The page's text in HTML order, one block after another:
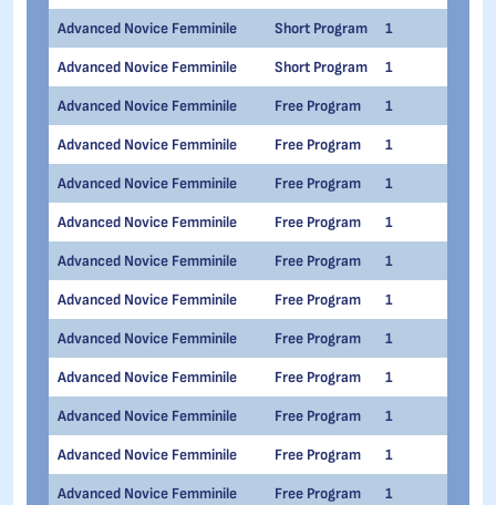
Advanced Novice Femminile Short Program 1
Advanced Novice Femminile Short Program 1
Advanced Novice Femminile Free Program 1
Advanced Novice Femminile Free Program 1
Advanced Novice Femminile Free Program 1
Advanced Novice Femminile Free Program 1
Advanced Novice Femminile Free Program 1
Advanced Novice Femminile Free Program 1
Advanced Novice Femminile Free Program 1
Advanced Novice Femminile Free Program 1
Advanced Novice Femminile Free Program 1
Advanced Novice Femminile Free Program 1
Advanced Novice Femminile Free Program 1